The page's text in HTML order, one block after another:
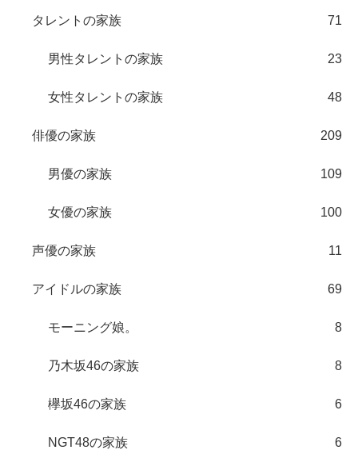
タレントの家族 71
男性タレントの家族 23
女性タレントの家族 48
俳優の家族 209
男優の家族 109
女優の家族 100
声優の家族 11
アイドルの家族 69
モーニング娘。 8
乃木坂46の家族 8
欅坂46の家族 6
NGT48の家族 6